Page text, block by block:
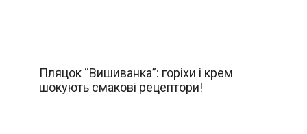
Пляцок “Вишиванка”: горіхи і крем
шокують смакові рецептори!